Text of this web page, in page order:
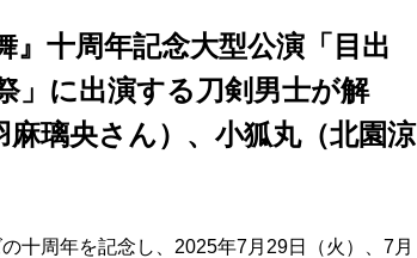
』十周年記念大型公演「目出
」に出演する刀剣男士が解
璃央さん）、小狐丸（北園涼
十周年を記念し、2025年7月29日（火）、7月